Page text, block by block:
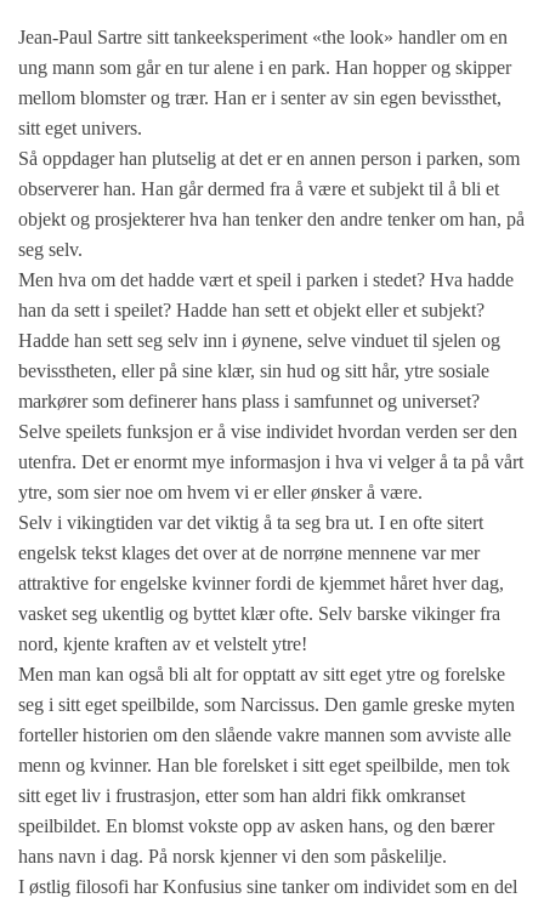
Jean-Paul Sartre sitt tankeeksperiment «the look» handler om en
ung mann som går en tur alene i en park. Han hopper og skipper
mellom blomster og trær. Han er i senter av sin egen bevissthet,
sitt eget univers.
Så oppdager han plutselig at det er en annen person i parken, som
observerer han. Han går dermed fra å være et subjekt til å bli et
objekt og prosjekterer hva han tenker den andre tenker om han, på
seg selv.
Men hva om det hadde vært et speil i parken i stedet? Hva hadde
han da sett i speilet? Hadde han sett et objekt eller et subjekt?
Hadde han sett seg selv inn i øynene, selve vinduet til sjelen og
bevisstheten, eller på sine klær, sin hud og sitt hår, ytre sosiale
markører som definerer hans plass i samfunnet og universet?
Selve speilets funksjon er å vise individet hvordan verden ser den
utenfra. Det er enormt mye informasjon i hva vi velger å ta på vårt
ytre, som sier noe om hvem vi er eller ønsker å være.
Selv i vikingtiden var det viktig å ta seg bra ut. I en ofte sitert
engelsk tekst klages det over at de norrøne mennene var mer
attraktive for engelske kvinner fordi de kjemmet håret hver dag,
vasket seg ukentlig og byttet klær ofte. Selv barske vikinger fra
nord, kjente kraften av et velstelt ytre!
Men man kan også bli alt for opptatt av sitt eget ytre og forelske
seg i sitt eget speilbilde, som Narcissus. Den gamle greske myten
forteller historien om den slående vakre mannen som avviste alle
menn og kvinner. Han ble forelsket i sitt eget speilbilde, men tok
sitt eget liv i frustrasjon, etter som han aldri fikk omkranset
speilbildet. En blomst vokste opp av asken hans, og den bærer
hans navn i dag. På norsk kjenner vi den som påskelilje.
I østlig filosofi har Konfusius sine tanker om individet som en del